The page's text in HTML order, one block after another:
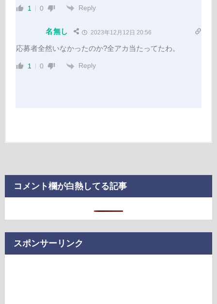
1 0 Reply
名無し 2023年12月12日 20:56
応募者全然いなかったのか?全アカ当たってたわ。
1 0 Reply
コメント欄が白熱してる記事
スポンサーリンク